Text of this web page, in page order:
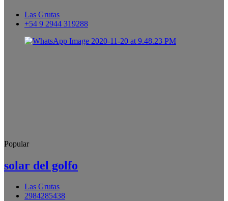
Las Grutas
+54 9 2944 319288
Popular
solar del golfo
Las Grutas
2984285438